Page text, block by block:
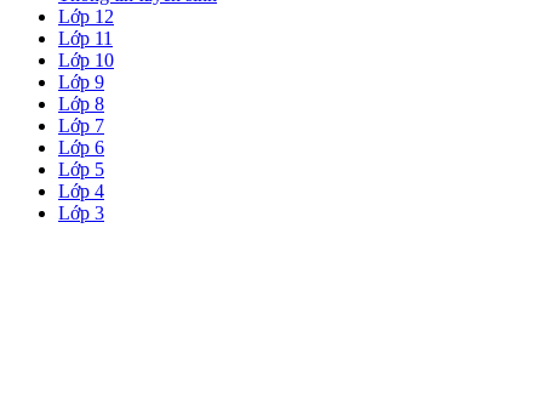
Lớp 12
Lớp 11
Lớp 10
Lớp 9
Lớp 8
Lớp 7
Lớp 6
Lớp 5
Lớp 4
Lớp 3